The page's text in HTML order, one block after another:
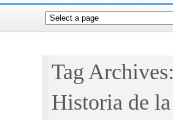
Tag Archives:
Historia de la